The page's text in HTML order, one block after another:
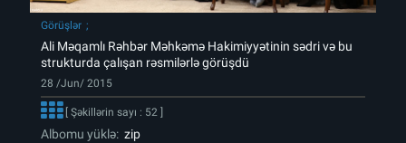
Görüşlər
Ali Məqamlı Rəhbər Məhkəmə Hakimiyyətinin sədri və bu
strukturda çalışan rəsmilərlə görüşdü
28 /Jun/ 2015
[ Şəkillərin sayı : 52 ]
Albomu yüklə: zip